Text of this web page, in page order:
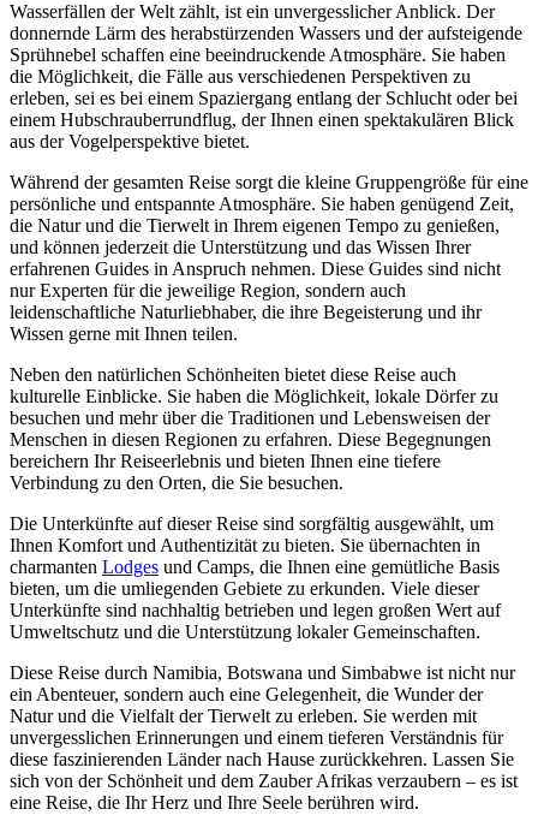
Wasserfällen der Welt zählt, ist ein unvergesslicher Anblick. Der
donnernde Lärm des herabstürzenden Wassers und der aufsteigende
Sprühnebel schaffen eine beeindruckende Atmosphäre. Sie haben
die Möglichkeit, die Fälle aus verschiedenen Perspektiven zu
erleben, sei es bei einem Spaziergang entlang der Schlucht oder bei
einem Hubschrauberrundflug, der Ihnen einen spektakulären Blick
aus der Vogelperspektive bietet.
Während der gesamten Reise sorgt die kleine Gruppengröße für eine
persönliche und entspannte Atmosphäre. Sie haben genügend Zeit,
die Natur und die Tierwelt in Ihrem eigenen Tempo zu genießen,
und können jederzeit die Unterstützung und das Wissen Ihrer
erfahrenen Guides in Anspruch nehmen. Diese Guides sind nicht
nur Experten für die jeweilige Region, sondern auch
leidenschaftliche Naturliebhaber, die ihre Begeisterung und ihr
Wissen gerne mit Ihnen teilen.
Neben den natürlichen Schönheiten bietet diese Reise auch
kulturelle Einblicke. Sie haben die Möglichkeit, lokale Dörfer zu
besuchen und mehr über die Traditionen und Lebensweisen der
Menschen in diesen Regionen zu erfahren. Diese Begegnungen
bereichern Ihr Reiseerlebnis und bieten Ihnen eine tiefere
Verbindung zu den Orten, die Sie besuchen.
Die Unterkünfte auf dieser Reise sind sorgfältig ausgewählt, um
Ihnen Komfort und Authentizität zu bieten. Sie übernachten in
charmanten Lodges und Camps, die Ihnen eine gemütliche Basis
bieten, um die umliegenden Gebiete zu erkunden. Viele dieser
Unterkünfte sind nachhaltig betrieben und legen großen Wert auf
Umweltschutz und die Unterstützung lokaler Gemeinschaften.
Diese Reise durch Namibia, Botswana und Simbabwe ist nicht nur
ein Abenteuer, sondern auch eine Gelegenheit, die Wunder der
Natur und die Vielfalt der Tierwelt zu erleben. Sie werden mit
unvergesslichen Erinnerungen und einem tieferen Verständnis für
diese faszinierenden Länder nach Hause zurückkehren. Lassen Sie
sich von der Schönheit und dem Zauber Afrikas verzaubern – es ist
eine Reise, die Ihr Herz und Ihre Seele berühren wird.